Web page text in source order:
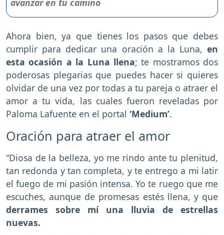
Ahora bien, ya que tienes los pasos que debes
cumplir para dedicar una oración a la Luna, en
esta ocasión a la Luna llena; te mostramos dos
poderosas plegarias que puedes hacer si quieres
olvidar de una vez por todas a tu pareja o atraer el
amor a tu vida, las cuales fueron reveladas por
Paloma Lafuente en el portal ‘Medium’.
Oración para atraer el amor
“Diosa de la belleza, yo me rindo ante tu plenitud,
tan redonda y tan completa, y te entrego a mi latir
el fuego de mi pasión intensa. Yo te ruego que me
escuches, aunque de promesas estés llena, y que
derrames sobre mí una lluvia de estrellas
nuevas.